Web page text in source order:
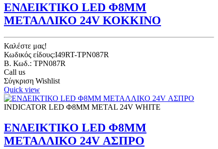
ΕΝΔΕΙΚΤΙΚΟ LED Φ8ΜΜ
ΜΕΤΑΛΛΙΚΟ 24V ΚΟΚΚΙΝΟ
Καλέστε μας!
Κωδικός είδους:I49RT-TPN087R
B. Κωδ.: TPN087R
Call us
Σύγκριση Wishlist
Quick view
INDICATOR LED Φ8ΜΜ METAL 24V WHITE
ΕΝΔΕΙΚΤΙΚΟ LED Φ8ΜΜ
ΜΕΤΑΛΛΙΚΟ 24V ΑΣΠΡΟ